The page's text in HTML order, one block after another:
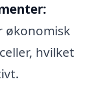
økonomisk
hvilket